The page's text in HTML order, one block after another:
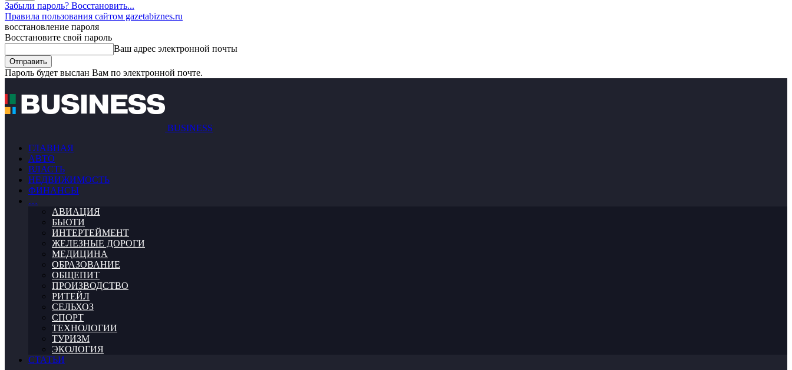
Забыли пароль? Восстановить...
Правила пользования сайтом gazetabiznes.ru
восстановление пароля
Восстановите свой пароль
Ваш адрес электронной почты
Пароль будет выслан Вам по электронной почте.
BUSINESS
ГЛАВНАЯ
АВТО
ВЛАСТЬ
НЕДВИЖИМОСТЬ
ФИНАНСЫ
…
АВИАЦИЯ
БЬЮТИ
ИНТЕРТЕЙМЕНТ
ЖЕЛЕЗНЫЕ ДОРОГИ
МЕДИЦИНА
ОБРАЗОВАНИЕ
ОБЩЕПИТ
ПРОИЗВОДСТВО
РИТЕЙЛ
СЕЛЬХОЗ
СПОРТ
ТЕХНОЛОГИИ
ТУРИЗМ
ЭКОЛОГИЯ
СТАТЬИ